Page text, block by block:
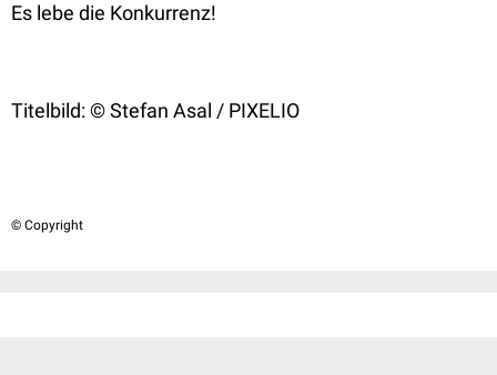
Es lebe die Konkurrenz!
Titelbild: © Stefan Asal / PIXELIO
© Copyright